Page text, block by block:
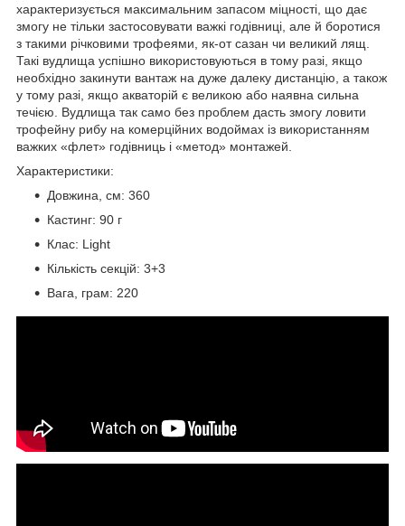
характеризується максимальним запасом міцності, що дає
змогу не тільки застосовувати важкі годівниці, але й боротися
з такими річковими трофеями, як-от сазан чи великий лящ.
Такі вудлища успішно використовуються в тому разі, якщо
необхідно закинути вантаж на дуже далеку дистанцію, а також
у тому разі, якщо акваторій є великою або наявна сильна
течією. Вудлища так само без проблем дасть змогу ловити
трофейну рибу на комерційних водоймах із використанням
важких «флет» годівниць і «метод» монтажей.
Характеристики:
Довжина, см: 360
Кастинг: 90 г
Клас: Light
Кількість секцій: 3+3
Вага, грам: 220